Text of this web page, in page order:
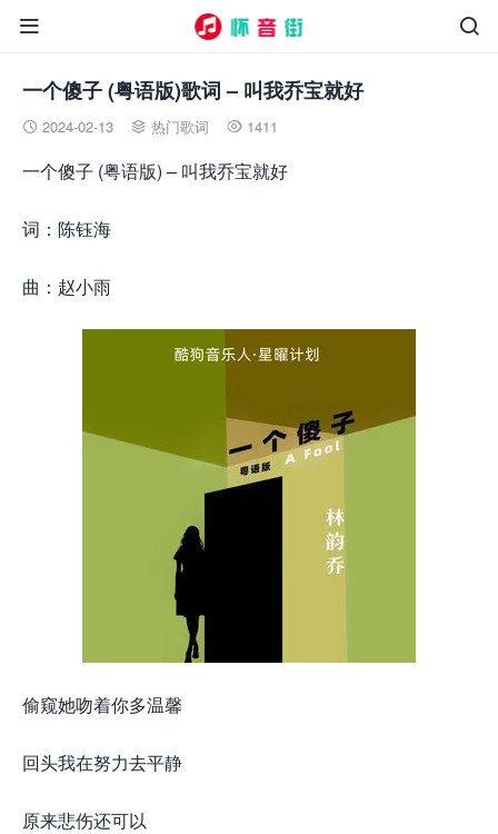


一个傻子 (粤语版)歌词 – 叫我乔宝就好
 2024-02-13  热门歌词  1411
一个傻子 (粤语版) – 叫我乔宝就好
词：陈钰海
曲：赵小雨
偷窥她吻着你多温馨
回头我在努力去平静
原来悲伤还可以